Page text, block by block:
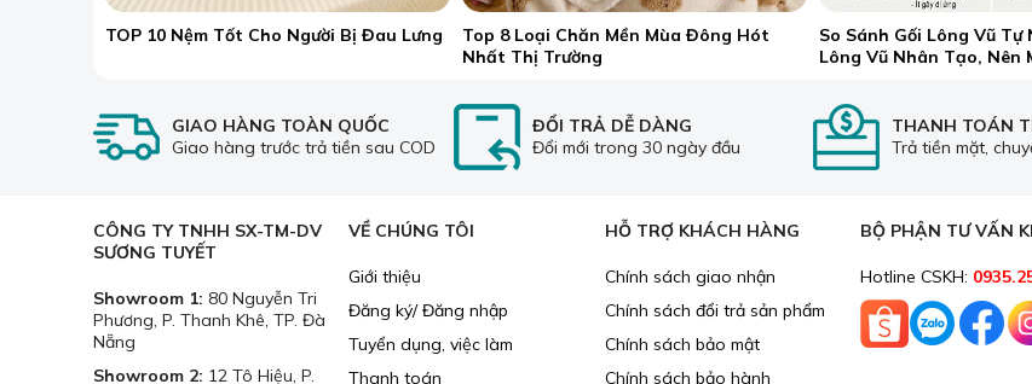
TOP 10 Nệm Tốt Cho Người Bị Đau Lưng
Top 8 Loại Chăn Mền Mùa Đông Hót
Nhất Thị Trường
So Sánh Gối Lông Vũ Tự
Lông Vũ Nhân Tạo, Nên
GIAO HÀNG TOÀN QUỐC
Giao hàng trước trả tiền sau COD
ĐỔI TRẢ DỄ DÀNG
Đổi mới trong 30 ngày đầu
THANH TOÁN
Trả tiền mặt,
CÔNG TY TNHH SX-TM-DV
SƯƠNG TUYẾT
Showroom 1: 80 Nguyễn Tri
Phương, P. Thanh Khê, TP. Đà
Nẵng
Showroom 2: 12 Tô Hiệu, P.
VỀ CHÚNG TÔI
Giới thiệu
Đăng ký/ Đăng nhập
Tuyển dụng, việc làm
Thanh toán
HỖ TRỢ KHÁCH HÀNG
Chính sách giao nhận
Chính sách đổi trả sản phẩm
Chính sách bảo mật
Chính sách bảo hành
BỘ PHẬN TƯ VẤN
Hotline CSKH: